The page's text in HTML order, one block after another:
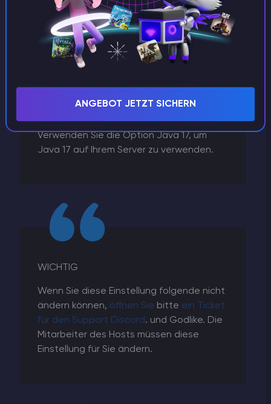
Alle Versionen von Minecraft 1.18
benötigen Java 17, um zu funktionieren.
Verwenden Sie die Option Java 17, um
Java 17 auf Ihrem Server zu verwenden.
WICHTIG
Wenn Sie diese Einstellung folgende nicht
ändern können, öffnen Sie bitte ein Ticket
für den Support Discord. und Godlike. Die
Mitarbeiter des Hosts müssen diese
Einstellung für Sie ändern.
ANGEBOT JETZT SICHERN